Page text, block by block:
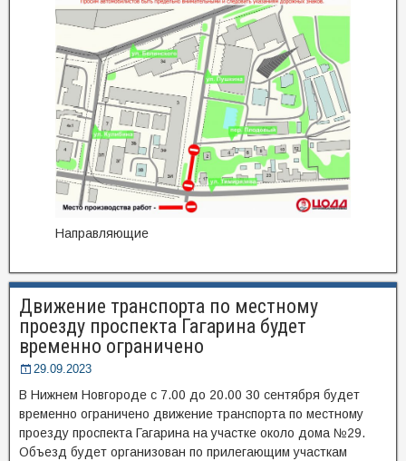
Направляющие
Движение транспорта по местному
проезду проспекта Гагарина будет
временно ограничено
29.09.2023
В Нижнем Новгороде с 7.00 до 20.00 30 сентября будет
временно ограничено движение транспорта по местному
проезду проспекта Гагарина на участке около дома №29.
Объезд будет организован по прилегающим участкам